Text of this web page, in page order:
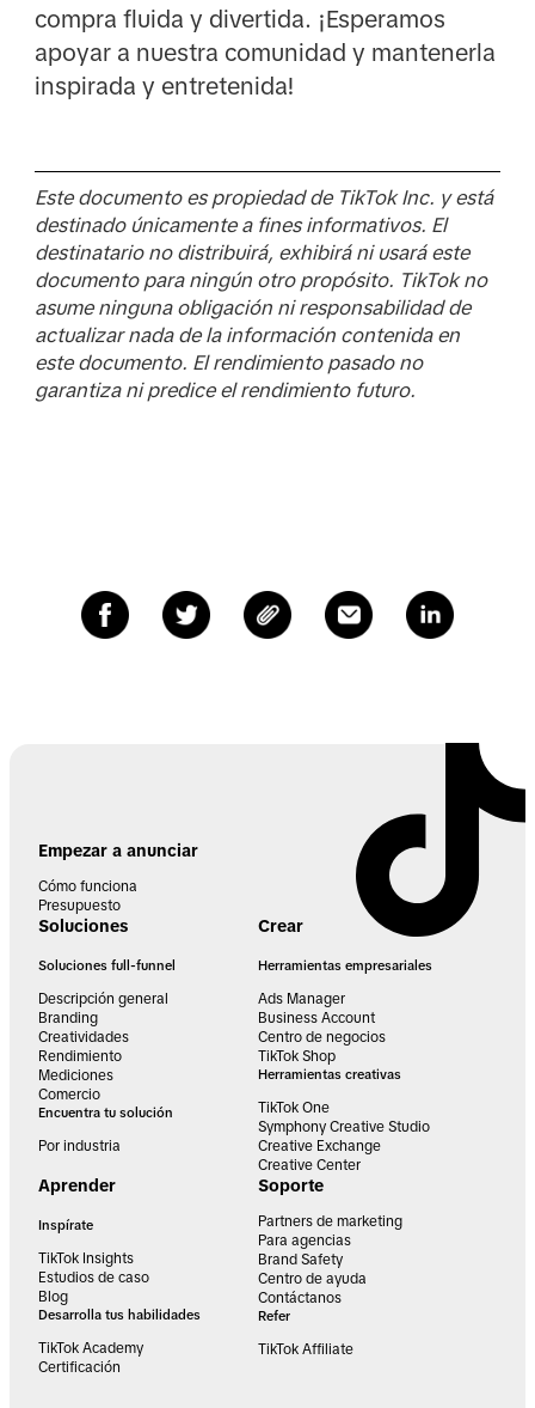
compra fluida y divertida. ¡Esperamos
apoyar a nuestra comunidad y mantenerla
inspirada y entretenida!
Este documento es propiedad de TikTok Inc. y está
destinado únicamente a fines informativos. El
destinatario no distribuirá, exhibirá ni usará este
documento para ningún otro propósito. TikTok no
asume ninguna obligación ni responsabilidad de
actualizar nada de la información contenida en
este documento. El rendimiento pasado no
garantiza ni predice el rendimiento futuro.
Empezar a anunciar
Cómo funciona
Presupuesto
Soluciones
Soluciones full-funnel
Descripción general
Branding
Creatividades
Rendimiento
Mediciones
Comercio
Encuentra tu solución
Por industria
Crear
Herramientas empresariales
Ads Manager
Business Account
Centro de negocios
TikTok Shop
Herramientas creativas
TikTok One
Symphony Creative Studio
Creative Exchange
Creative Center
Aprender
Inspírate
TikTok Insights
Estudios de caso
Blog
Desarrolla tus habilidades
TikTok Academy
Certificación
Soporte
Partners de marketing
Para agencias
Brand Safety
Centro de ayuda
Contáctanos
Refer
TikTok Affiliate